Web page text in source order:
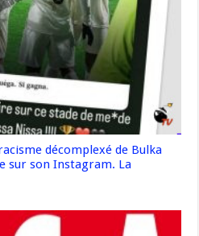
décomplexé de Bulka
sur son Instagram. La